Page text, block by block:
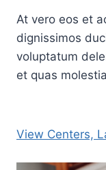
At vero eos et
dignissimos
voluptatum
et quas
View Centers,